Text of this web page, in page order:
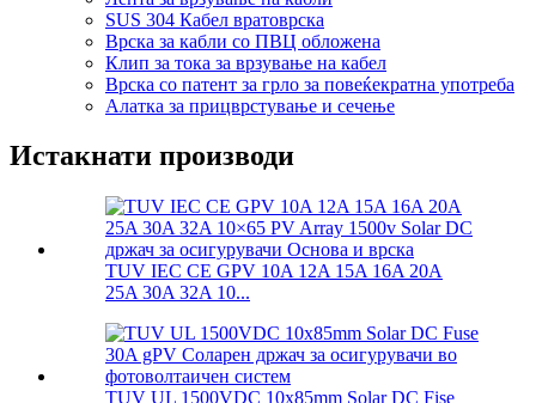
SUS 304 Кабел вратоврска
Врска за кабли со ПВЦ обложена
Клип за тока за врзување на кабел
Врска со патент за грло за повеќекратна употреба
Алатка за прицврстување и сечење
Истакнати производи
TUV IEC CE GPV 10A 12A 15A 16A 20A
25A 30A 32A 10...
TUV UL 1500VDC 10x85mm Solar DC Fise